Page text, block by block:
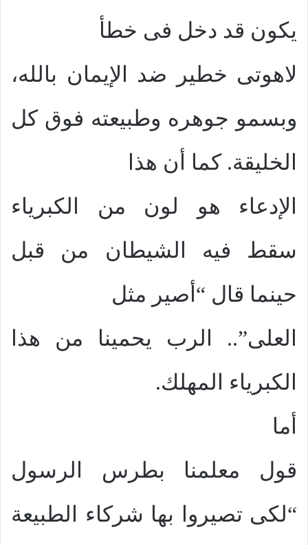
يكون قد دخل فى خطأ
لاهوتى خطير ضد الإيمان بالله،
وبسمو جوهره وطبيعته فوق كل
الخليقة. كما أن هذا
الإدعاء هو لون من الكبرياء
سقط فيه الشيطان من قبل
حينما قال “أصير مثل
العلى”.. الرب يحمينا من هذا
الكبرياء المهلك.
أما
قول معلمنا بطرس الرسول
“لكى تصيروا بها شركاء الطبيعة